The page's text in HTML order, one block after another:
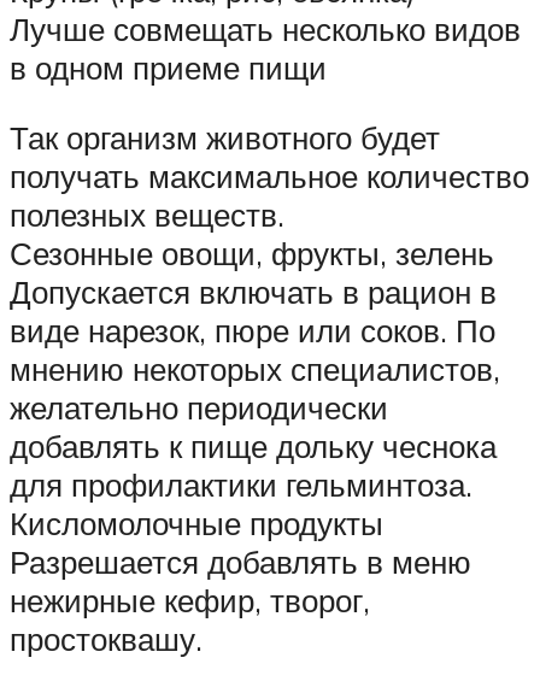
Лучше совмещать несколько видов
в одном приеме пищи
Так организм животного будет
получать максимальное количество
полезных веществ.
Сезонные овощи, фрукты, зелень
Допускается включать в рацион в
виде нарезок, пюре или соков. По
мнению некоторых специалистов,
желательно периодически
добавлять к пище дольку чеснока
для профилактики гельминтоза.
Кисломолочные продукты
Разрешается добавлять в меню
нежирные кефир, творог,
простоквашу.